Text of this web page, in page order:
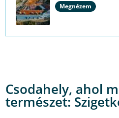
Megnézem
Csodahely, ahol
természet: